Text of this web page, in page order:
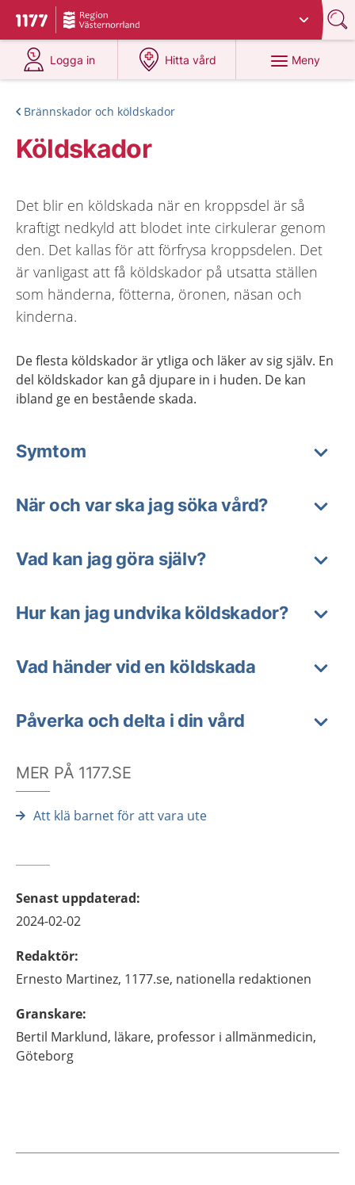
Till startsidan för 1177
Du har valt region
Logga in
på 1177.se
Hitta vård
på 1177.se
Meny
Brännskador och köldskador
Köldskador
Det blir en köldskada när en kroppsdel är så
kraftigt nedkyld att blodet inte cirkulerar genom
den. Det kallas för att förfrysa kroppsdelen. Det
är vanligast att få köldskador på utsatta ställen
som händerna, fötterna, öronen, näsan och
kinderna.
De flesta köldskador är ytliga och läker av sig själv. En
del köldskador kan gå djupare in i huden. De kan
ibland ge en bestående skada.
Symtom
När och var ska jag söka vård?
Vad kan jag göra själv?
Hur kan jag undvika köldskador?
Vad händer vid en köldskada
Påverka och delta i din vård
MER PÅ 1177.SE
Att klä barnet för att vara ute
Senast uppdaterad:
2024-02-02
Redaktör:
Ernesto Martinez, 1177.se, nationella redaktionen
Granskare:
Bertil Marklund, läkare, professor i allmänmedicin,
Göteborg